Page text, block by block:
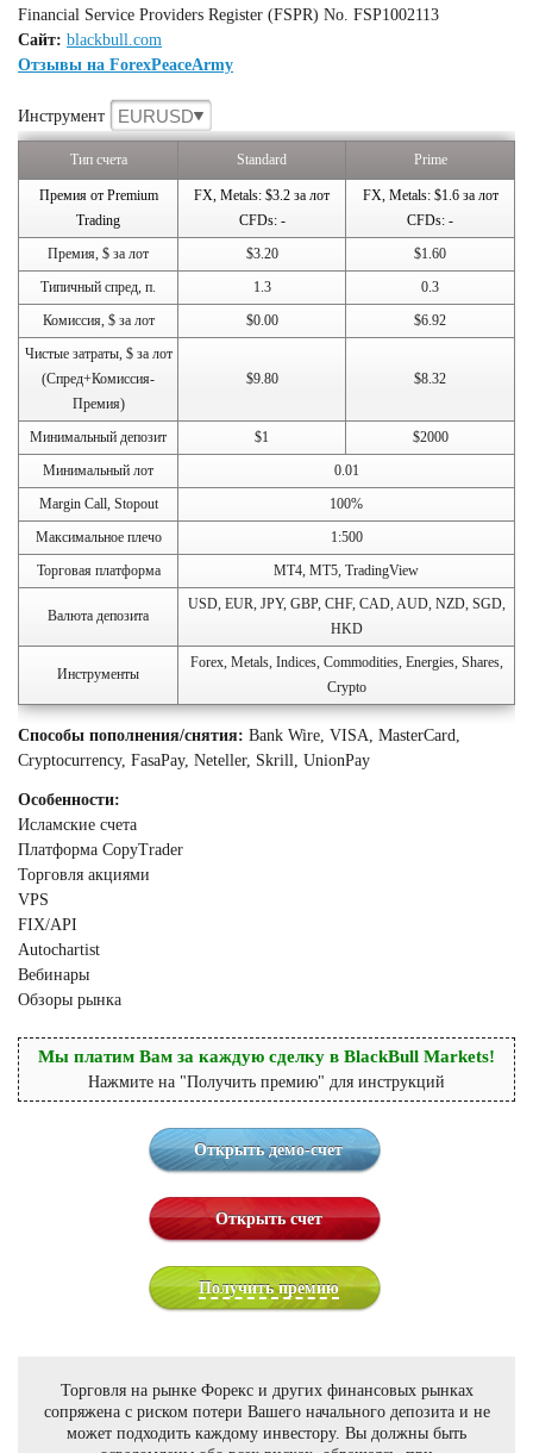
Financial Service Providers Register (FSPR) No. FSP1002113
Сайт: blackbull.com
Отзывы на ForexPeaceArmy
Инструмент EURUSD
Тип счета Standard Prime
Премия от Premium
Trading
FX, Metals: $3.2 за лот
CFDs: -
FX, Metals: $1.6 за лот
CFDs: -
Премия, $ за лот
$3.20
$1.60
Типичный спред, п.
1.3
0.3
Комиссия, $ за лот
$0.00
$6.92
Чистые затраты, $ за лот
(Спред+Комиссия-
Премия)
$9.80 $8.32
Минимальный депозит $1
$2000
Минимальный лот
0.01
Margin Call, Stopout
100%
Максимальное плечо
1:500
Торговая платформа
MT4, MT5, TradingView
Валюта депозита
USD, EUR, JPY, GBP, CHF, CAD, AUD, NZD, SGD,
HKD
Инструменты
Forex, Metals, Indices, Commodities, Energies, Shares,
Crypto
Способы пополнения/снятия: Bank Wire, VISA, MasterCard,
Cryptocurrency, FasaPay, Neteller, Skrill, UnionPay
Особенности:
Исламские счета
Платформа CopyTrader
Торговля акциями
VPS
FIX/API
Autochartist
Вебинары
Обзоры рынка
Мы платим Вам за каждую сделку в BlackBull Markets!
Нажмите на "Получить премию" для инструкций
Открыть демо-счет
Открыть счет
Получить премию
Торговля на рынке Форекс и других финансовых рынках
сопряжена с риском потери Вашего начального депозита и не
может подходить каждому инвестору. Вы должны быть